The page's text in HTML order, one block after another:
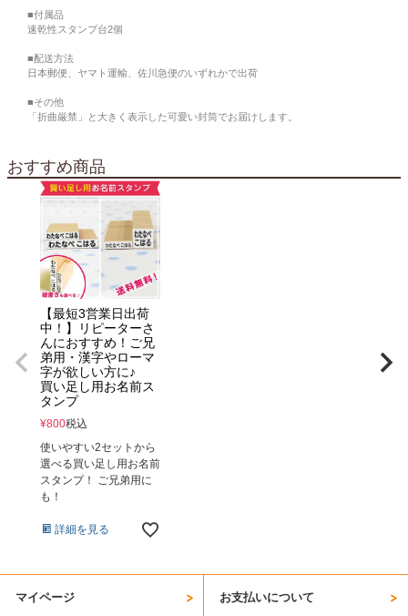
■付属品
速乾性スタンプ台2個
■配送方法
日本郵便、ヤマト運輸、佐川急便のいずれかで出荷
■その他
「折曲厳禁」と大きく表示した可愛い封筒でお届けします。
おすすめ商品
【最短3営業日出荷
中！】リピーターさ
んにおすすめ！ご兄
弟用・漢字やローマ
字が欲しい方に♪
買い足し用お名前ス
タンプ
¥800税込
使いやすい2セットから
選べる買い足し用お名前
スタンプ！ ご兄弟用に
も！
詳細を見る
マイページ お支払いについて